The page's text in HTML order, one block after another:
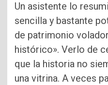
Un asistente lo
sencilla y bastante
de patrimonio
histórico». Verlo de
que la historia no
una vitrina. A veces